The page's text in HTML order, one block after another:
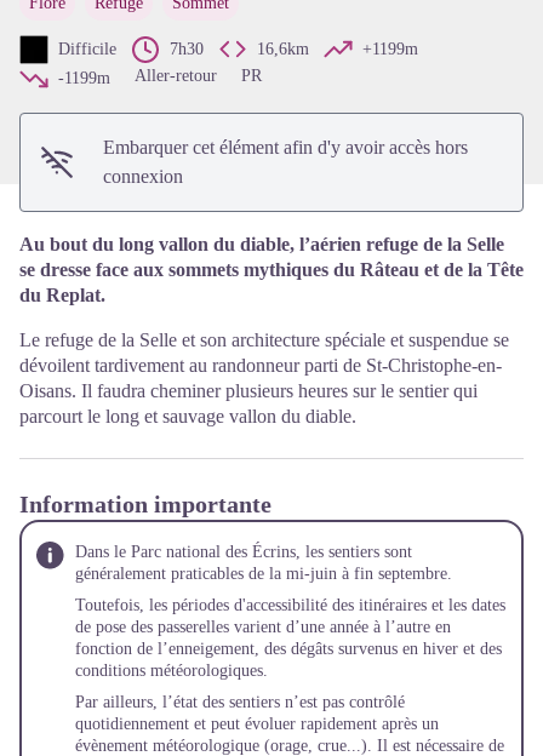
Difficile 7h30 16,6km
+1199m
-1199m
Aller-retour PR
Embarquer cet élément afin d'y avoir accès hors
connexion
Au bout du long vallon du diable, l’aérien refuge de la Selle
se dresse face aux sommets mythiques du Râteau et de la Tête
du Replat.
Le refuge de la Selle et son architecture spéciale et suspendue se
dévoilent tardivement au randonneur parti de St-Christophe-en-
Oisans. Il faudra cheminer plusieurs heures sur le sentier qui
parcourt le long et sauvage vallon du diable.
Information importante
Dans le Parc national des Écrins, les sentiers sont
généralement praticables de la mi-juin à fin septembre.
Toutefois, les périodes d'accessibilité des itinéraires et les dates
de pose des passerelles varient d’une année à l’autre en
fonction de l’enneigement, des dégâts survenus en hiver et des
conditions météorologiques.
Par ailleurs, l’état des sentiers n’est pas contrôlé
quotidiennement et peut évoluer rapidement après un
évènement météorologique (orage, crue...). Il est nécessaire de